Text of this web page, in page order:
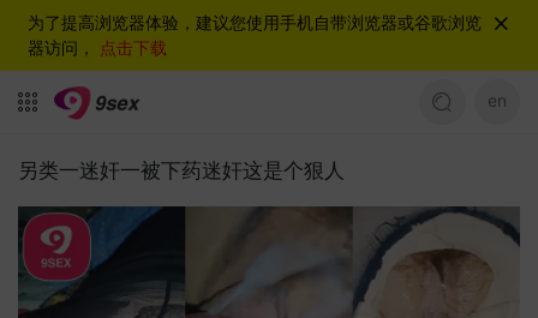
为了提高浏览器体验，建议您使用手机自带浏览器或谷歌浏览
器访问， 点击下载
en
另类一迷奸一被下药迷奸这是个狠人